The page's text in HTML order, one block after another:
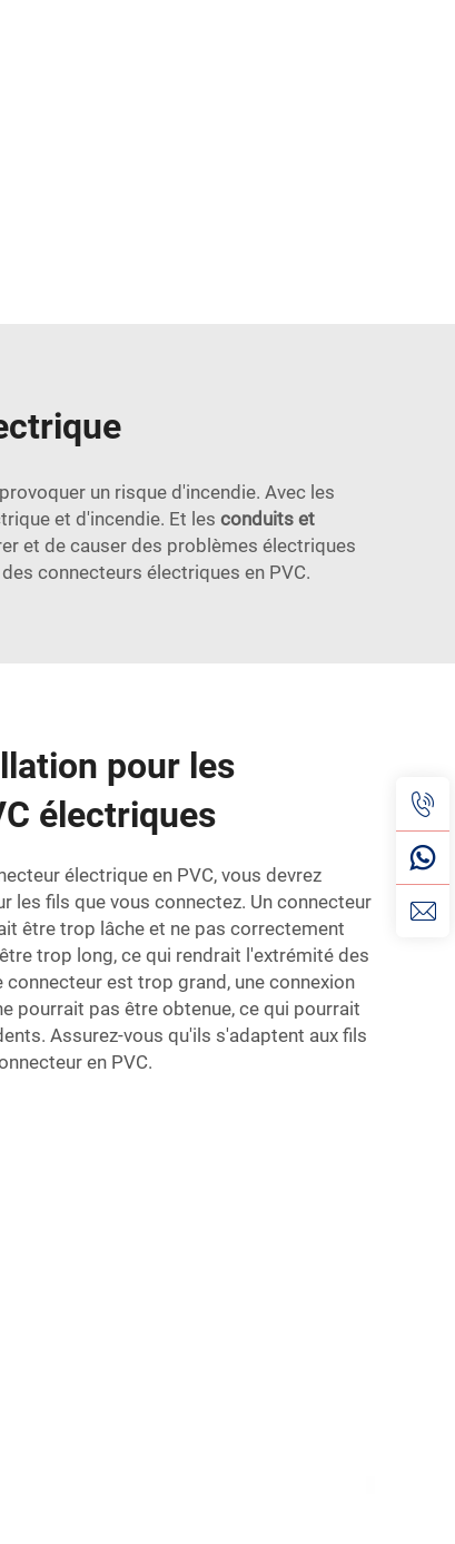
un risque d'incendie. Avec les
et d'incendie. Et les conduits et
et de causer des problèmes électriques
connecteurs électriques en PVC.
pour les
électriques
électrique en PVC, vous devrez
les fils que vous connectez. Un connecteur
être trop lâche et ne pas correctement
trop long, ce qui rendrait l'extrémité des
connecteur est trop grand, une connexion
pourrait pas être obtenue, ce qui pourrait
Assurez-vous qu'ils s'adaptent aux fils
en PVC.